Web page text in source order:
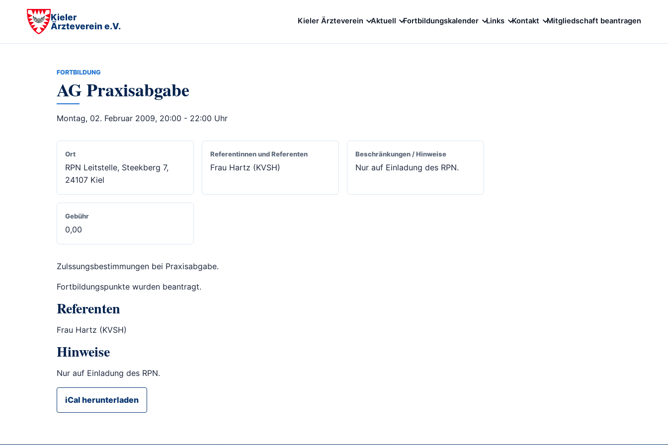
Kieler
Ärzteverein e.V.
Kieler Ärzteverein Aktuell Fortbildungskalender Links Kontakt Mitgliedschaft beantragen
FORTBILDUNG
AG Praxisabgabe
Montag, 02. Februar 2009, 20:00 - 22:00 Uhr
Ort
RPN Leitstelle, Steekberg 7,
24107 Kiel
Referentinnen und Referenten
Frau Hartz (KVSH)
Beschränkungen / Hinweise
Nur auf Einladung des RPN.
Gebühr
0,00
Zulssungsbestimmungen bei Praxisabgabe.
Fortbildungspunkte wurden beantragt.
Referenten
Frau Hartz (KVSH)
Hinweise
Nur auf Einladung des RPN.
iCal herunterladen